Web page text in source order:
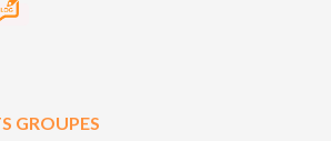
GROUPES